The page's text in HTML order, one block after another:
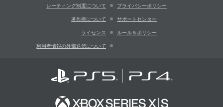
レーティング制度について プライバシーポリシー
著作権について サポートセンター
ライセンス ルール＆ポリシー
利用者情報の外部送信について